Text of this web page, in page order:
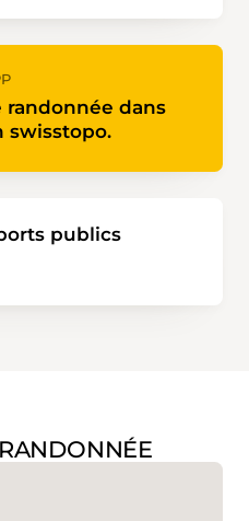
randonnée dans
swisstopo.
publics